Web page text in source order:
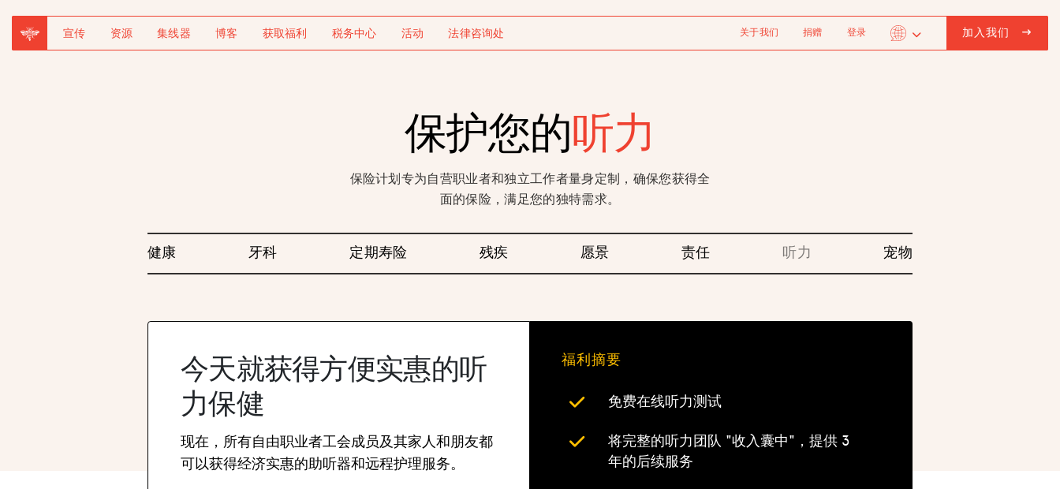
宣传 资源 集线器 博客 获取福利 税务中心 活动 法律咨询处 关于我们 捐赠 登录 加入我们
保护您的听力
保险计划专为自营职业者和独立工作者量身定制，确保您获得全
面的保险，满足您的独特需求。
健康 牙科 定期寿险 残疾 愿景 责任 听力 宠物
今天就获得方便实惠的听
力保健
现在，所有自由职业者工会成员及其家人和朋友都
可以获得经济实惠的助听器和远程护理服务。
福利摘要
免费在线听力测试
将完整的听力团队 "收入囊中"，提供 3
年的后续服务